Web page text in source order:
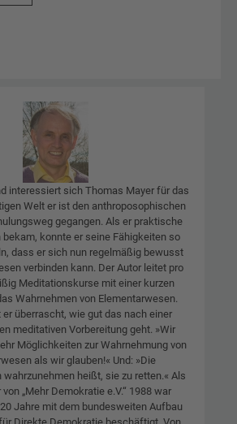
interessiert sich Thomas Mayer für das
Welt er ist den anthroposophischen
gegangen. Als er praktische
konnte er seine Fähigkeiten so
dass er sich nun regelmäßig bewusst
verbinden kann. Der Autor leitet pro
Meditationskurse mit einer kurzen
Wahrnehmen von Elementarwesen.
überrascht, wie gut das nach einer
meditativen Vorbereitung geht. »Wir
Möglichkeiten zur Wahrnehmung von
als wir glauben!« Und: »Die
wahrzunehmen heißt, sie zu retten.« Als
„Mehr Demokratie e.V.“ 1988 war
Jahre mit dem bundesweiten Aufbau